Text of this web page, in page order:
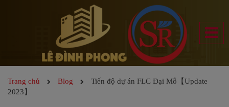
Trang chủ Blog
Tiến độ dự án FLC Đại Mỗ【Update
2023】